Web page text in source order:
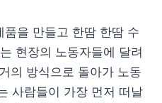
을 만들고 한땀 한땀 수
현장의 노동자들에 달려
의 방식으로 돌아가 노동
사람들이 가장 먼저 떠날